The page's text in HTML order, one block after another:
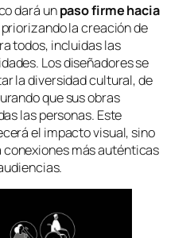
dará unpaso firme hacia
priorizando la creación de
todos, incluidas las
Los diseñadores se
la diversidad cultural, de
que sus obras
las personas. Este
el impacto visual, sino
más auténticas